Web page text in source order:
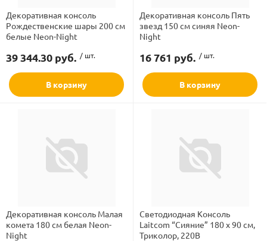
Декоративная консоль
Рождественские шары 200 см
белые Neon-Night
39 344.30 руб. / шт.
В корзину
Декоративная консоль Пять
звезд 150 см синяя Neon-
Night
16 761 руб. / шт.
В корзину
Декоративная консоль Малая
комета 180 см белая Neon-
Night
Светодиодная Консоль
Laitcom “Сияние” 180 x 90 см,
Триколор, 220В